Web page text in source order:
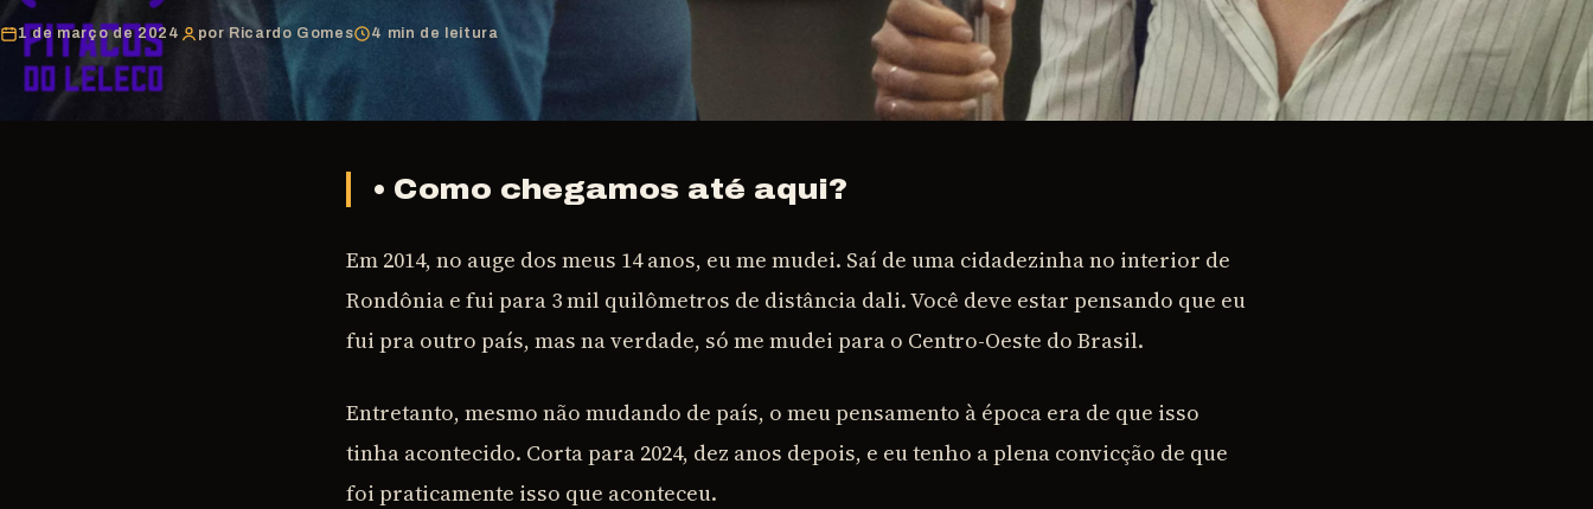
1 de março de 2024 por Ricardo Gomes 4 min de leitura
• Como chegamos até aqui?
Em 2014, no auge dos meus 14 anos, eu me mudei. Saí de uma cidadezinha no interior de
Rondônia e fui para 3 mil quilômetros de distância dali. Você deve estar pensando que eu
fui pra outro país, mas na verdade, só me mudei para o Centro-Oeste do Brasil.
Entretanto, mesmo não mudando de país, o meu pensamento à época era de que isso
tinha acontecido. Corta para 2024, dez anos depois, e eu tenho a plena convicção de que
foi praticamente isso que aconteceu.